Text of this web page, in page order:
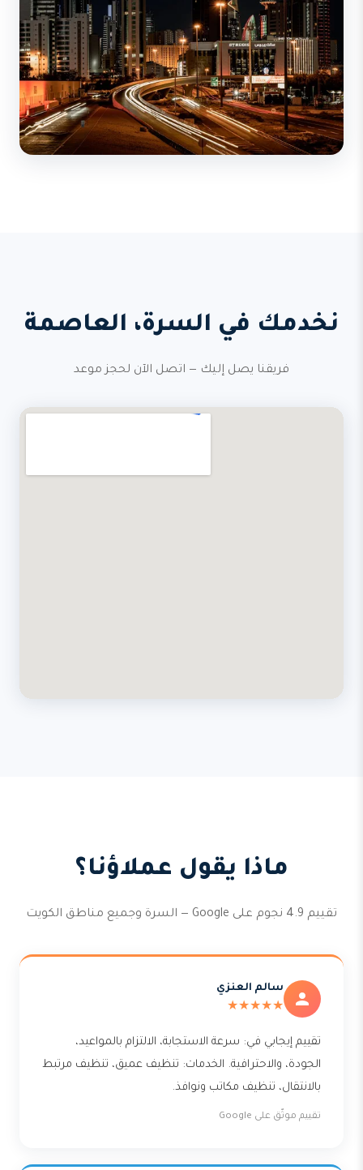
نخدمك في السرة، العاصمة
فريقنا يصل إليك — اتصل الآن لحجز موعد
ماذا يقول عملاؤنا؟
تقييم 4.9 نجوم على Google — السرة وجميع مناطق الكويت
سالم العنزي
★★★★★
تقييم إيجابي في: سرعة الاستجابة، الالتزام بالمواعيد،
الجودة، والاحترافية. الخدمات: تنظيف عميق، تنظيف مرتبط
بالانتقال، تنظيف مكاتب ونوافذ.
تقييم موثّق على Google